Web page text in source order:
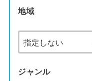
地域
ジャンル